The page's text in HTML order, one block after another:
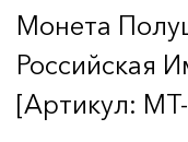
Монета
Российская
[Артикул: